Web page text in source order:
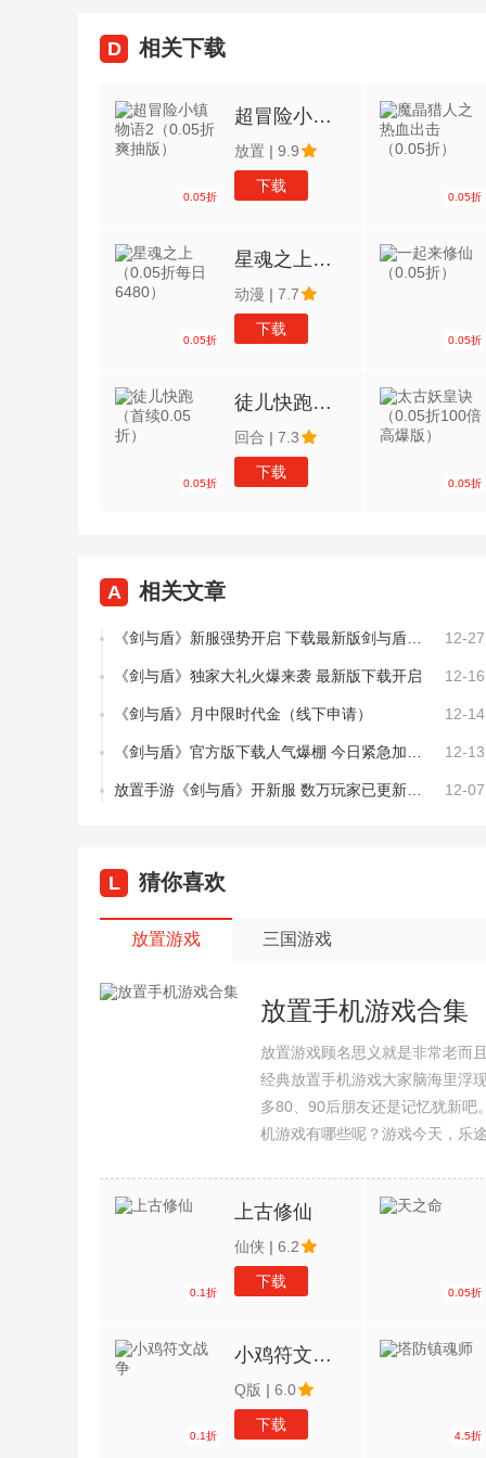
D 相关下载
0.05折
超冒险小镇物语2（0.05折爽抽版）
放置 | 9.9
下载
0.05折
0.05折
星魂之上（0.05折每日6480）
动漫 | 7.7
下载
0.05折
0.05折
徒儿快跑（首续0.05折）
回合 | 7.3
下载
0.05折
A 相关文章
12-27
《剑与盾》独家大礼火爆来袭 最新版下载开启 12-16
《剑与盾》月中限时代金（线下申请） 12-14
12-13
12-07
L 猜你喜欢
放置游戏 三国游戏
放置手机游戏合集
放置游戏顾名思义就是非常老而
经典放置手机游戏大家脑海里浮
多80、90后朋友还是记忆犹新吧
机游戏有哪些呢？游戏今天，乐
0.1折
上古修仙
仙侠 | 6.2
下载
0.05折
0.1折
小鸡符文战争
Q版 | 6.0
下载
4.5折